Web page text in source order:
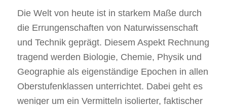
Die Welt von heute ist in starkem Maße durch
die Errungenschaften von Naturwissenschaft
und Technik geprägt. Diesem Aspekt Rechnung
tragend werden Biologie, Chemie, Physik und
Geographie als eigenständige Epochen in allen
Oberstufenklassen unterrichtet. Dabei geht es
weniger um ein Vermitteln isolierter, faktischer